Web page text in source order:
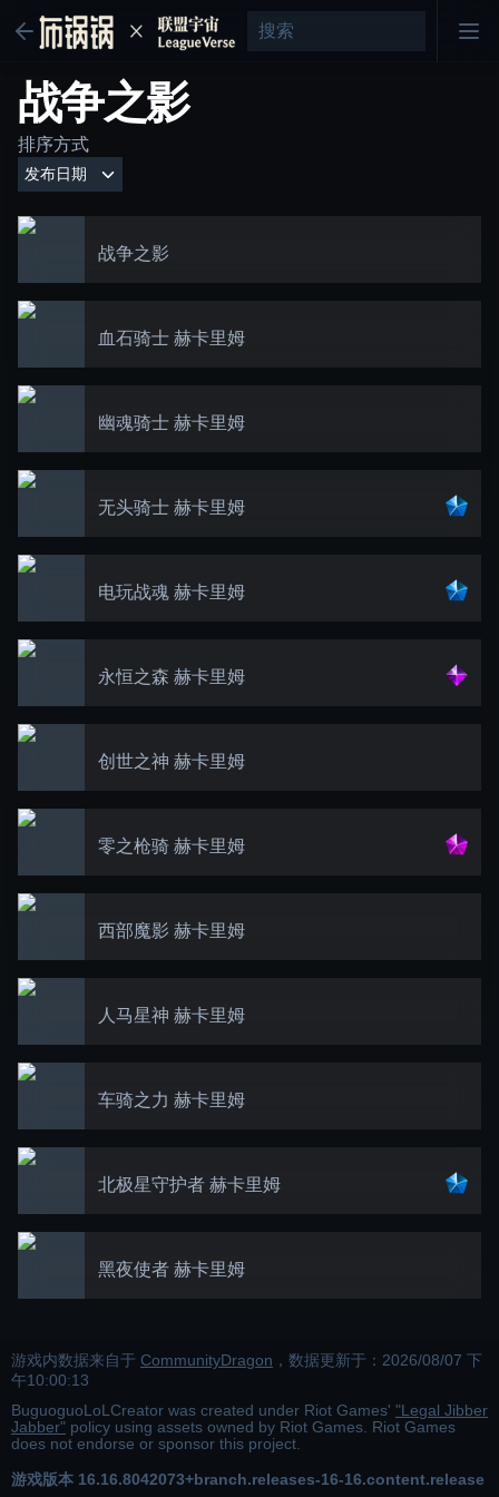
战争之影
排序方式
战争之影
血石骑士 赫卡里姆
幽魂骑士 赫卡里姆
无头骑士 赫卡里姆
电玩战魂 赫卡里姆
永恒之森 赫卡里姆
创世之神 赫卡里姆
零之枪骑 赫卡里姆
西部魔影 赫卡里姆
人马星神 赫卡里姆
车骑之力 赫卡里姆
北极星守护者 赫卡里姆
黑夜使者 赫卡里姆
游戏内数据来自于 CommunityDragon ，数据更新于： 2026/08/07 下
午10:00:13
BuguoguoLoLCreator was created under Riot Games' "Legal Jibber
Jabber" policy using assets owned by Riot Games. Riot Games
does not endorse or sponsor this project.
游戏版本 16.16.8042073+branch.releases-16-16.content.release